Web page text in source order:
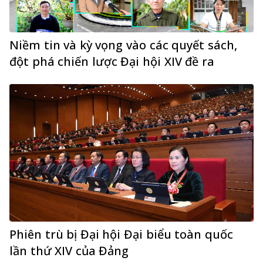
Niềm tin và kỳ vọng vào các quyết sách,
đột phá chiến lược Đại hội XIV đề ra
Phiên trù bị Đại hội Đại biểu toàn quốc
lần thứ XIV của Đảng